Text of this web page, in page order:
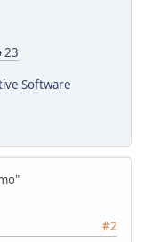
23
Software
#2